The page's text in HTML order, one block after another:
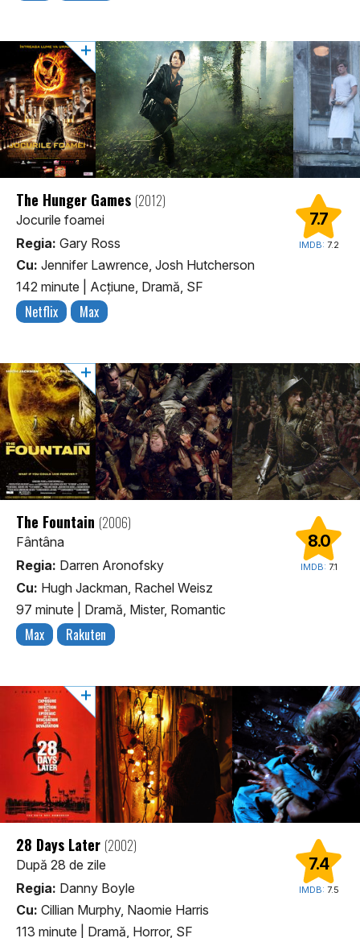
7.7
IMDB: 7.2
The Hunger Games (2012)
Jocurile foamei
Regia: Gary Ross
Cu: Jennifer Lawrence, Josh Hutcherson
142 minute
Acţiune, Dramă, SF
Netflix Max
8.0
IMDB: 7.1
The Fountain (2006)
Fântâna
Regia: Darren Aronofsky
Cu: Hugh Jackman, Rachel Weisz
97 minute
Dramă, Mister, Romantic
Max Rakuten
7.4
IMDB: 7.5
28 Days Later (2002)
După 28 de zile
Regia: Danny Boyle
Cu: Cillian Murphy, Naomie Harris
113 minute
Dramă, Horror, SF